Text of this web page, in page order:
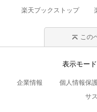
楽天ブックストップ
この
表示モード
企業情報 個人情報保
サ